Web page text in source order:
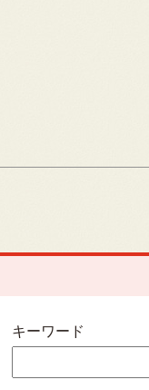
キーワード